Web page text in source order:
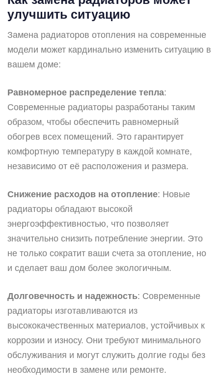
улучшить ситуацию
Замена радиаторов отопления на современные
модели может кардинально изменить ситуацию в
вашем доме:
Равномерное распределение тепла:
Современные радиаторы разработаны таким
образом, чтобы обеспечить равномерный
обогрев всех помещений. Это гарантирует
комфортную температуру в каждой комнате,
независимо от её расположения и размера.
Снижение расходов на отопление: Новые
радиаторы обладают высокой
энергоэффективностью, что позволяет
значительно снизить потребление энергии. Это
не только сократит ваши счета за отопление, но
и сделает ваш дом более экологичным.
Долговечность и надежность: Современные
радиаторы изготавливаются из
высококачественных материалов, устойчивых к
коррозии и износу. Они требуют минимального
обслуживания и могут служить долгие годы без
необходимости в замене или ремонте.